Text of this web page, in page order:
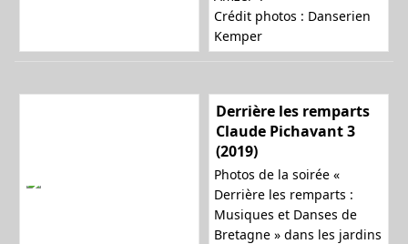
Crédit photos : Danserien
Kemper
Derrière les remparts
Claude Pichavant 3
(2019)
Photos de la soirée «
Derrière les remparts :
Musiques et Danses de
Bretagne » dans les jardins